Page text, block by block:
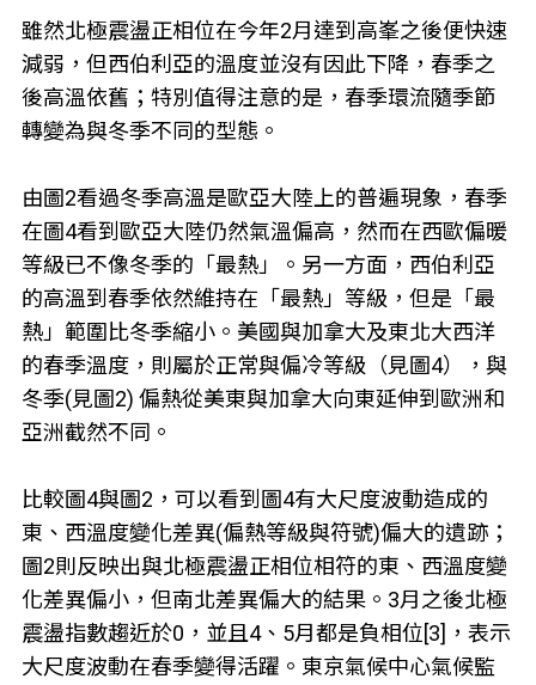
雖然北極震盪正相位在今年2月達到高峯之後便快速
減弱，但西伯利亞的溫度並沒有因此下降，春季之
後高溫依舊；特別值得注意的是，春季環流隨季節
轉變為與冬季不同的型態。
由圖2看過冬季高溫是歐亞大陸上的普遍現象，春季
在圖4看到歐亞大陸仍然氣溫偏高，然而在西歐偏暖
等級已不像冬季的「最熱」。另一方面，西伯利亞
的高溫到春季依然維持在「最熱」等級，但是「最
熱」範圍比冬季縮小。美國與加拿大及東北大西洋
的春季溫度，則屬於正常與偏冷等級（見圖4），與
冬季(見圖2) 偏熱從美東與加拿大向東延伸到歐洲和
亞洲截然不同。
比較圖4與圖2，可以看到圖4有大尺度波動造成的
東、西溫度變化差異(偏熱等級與符號)偏大的遺跡；
圖2則反映出與北極震盪正相位相符的東、西溫度變
化差異偏小，但南北差異偏大的結果。3月之後北極
震盪指數趨近於0，並且4、5月都是負相位[3]，表示
大尺度波動在春季變得活躍。東京氣候中心氣候監